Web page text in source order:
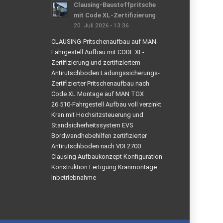
Clausing-Baustoffpritsche
mit Code XL-Zertifizierung
20. Juli 2026 - 13:36
CLAUSING-Pritschenaufbau auf MAN-
Fahrgestell Aufbau mit CODE XL-
Zertifizierung und zertifiziertem
Antirutschboden Ladungssicherungs-
Zertifizierter Pritschenaufbau nach
Code XL Montage auf MAN TGX
26.510-Fahrgestell Aufbau voll verzinkt
Kran mit Hochsitzsteuerung und
Standsicherheitssystem EVS
Bordwandhebehilfen zertifizierter
Antirutschboden nach VDI 2700
Clausing Aufbaukonzept Konfiguration
Konstruktion Fertigung Kranmontage
Inbetriebnahme